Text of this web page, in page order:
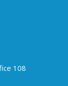
108